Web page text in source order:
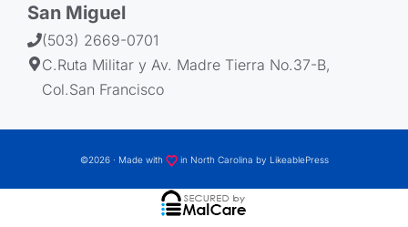
San Miguel
(503) 2669-0701
C.Ruta Militar y Av. Madre Tierra No.37-B,
Col.San Francisco
©2026 · Made with in North Carolina by LikeablePress